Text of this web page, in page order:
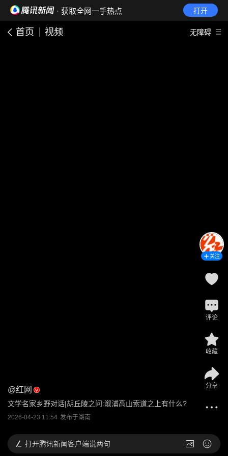
· 获取全网一手热点 打开
首页 视频 无障碍
@红网
文学名家乡野对话|胡丘陵之问:溆浦高山索道之上有什么?
2026-04-23 11:54 发布于湖南
关注
评论
收藏
分享
打开腾讯新闻客户端说两句